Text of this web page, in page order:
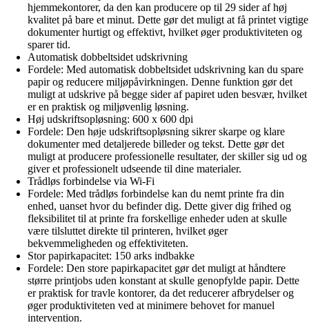
hjemmekontorer, da den kan producere op til 29 sider af høj
kvalitet på bare et minut. Dette gør det muligt at få printet vigtige
dokumenter hurtigt og effektivt, hvilket øger produktiviteten og
sparer tid.
Automatisk dobbeltsidet udskrivning
Fordele: Med automatisk dobbeltsidet udskrivning kan du spare
papir og reducere miljøpåvirkningen. Denne funktion gør det
muligt at udskrive på begge sider af papiret uden besvær, hvilket
er en praktisk og miljøvenlig løsning.
Høj udskriftsopløsning: 600 x 600 dpi
Fordele: Den høje udskriftsopløsning sikrer skarpe og klare
dokumenter med detaljerede billeder og tekst. Dette gør det
muligt at producere professionelle resultater, der skiller sig ud og
giver et professionelt udseende til dine materialer.
Trådløs forbindelse via Wi-Fi
Fordele: Med trådløs forbindelse kan du nemt printe fra din
enhed, uanset hvor du befinder dig. Dette giver dig frihed og
fleksibilitet til at printe fra forskellige enheder uden at skulle
være tilsluttet direkte til printeren, hvilket øger
bekvemmeligheden og effektiviteten.
Stor papirkapacitet: 150 arks indbakke
Fordele: Den store papirkapacitet gør det muligt at håndtere
større printjobs uden konstant at skulle genopfylde papir. Dette
er praktisk for travle kontorer, da det reducerer afbrydelser og
øger produktiviteten ved at minimere behovet for manuel
intervention.